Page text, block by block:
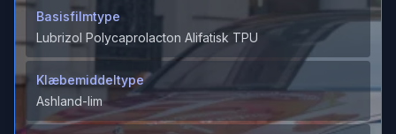
Basisfilmtype
Lubrizol Polycaprolacton Alifatisk TPU
Klæbemiddeltype
Ashland-lim